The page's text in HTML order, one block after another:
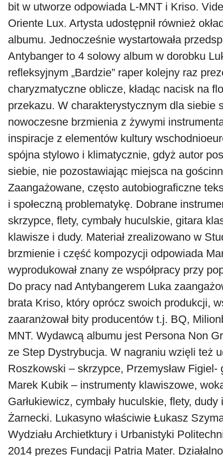
bit w utworze odpowiada L-MNT i Kriso.
Oriente Lux. Artysta udostępnił również
albumu. Jednocześnie wystartowała
Antybanger to 4 solowy album w dorobku
refleksyjnym „Bardzie” raper kolejny raz
charyzmatyczne oblicze, kładąc nacisk na
przekazu. W charakterystycznym dla siebie
nowoczesne brzmienia z żywymi
inspiracje z elementów kultury
spójna stylowo i klimatycznie, gdyż autor
siebie, nie pozostawiając miejsca na
Zaangażowane, często autobiograficzne
i społeczną problematykę. Dobrane
skrzypce, flety, cymbały huculskie, gitara
klawisze i dudy. Materiał zrealizowano w
brzmienie i część kompozycji odpowiada
wyprodukował znany ze współpracy przy
Do pracy nad Antybangerem Luka
brata Kriso, który oprócz swoich produkcji,
zaaranżował bity producentów t.j. BQ,
MNT. Wydawcą albumu jest Persona Non
ze Step Dystrybucja. W nagraniu wzięli też
Roszkowski – skrzypce, Przemysław Figiel-
Marek Kubik – instrumenty klawiszowe,
Garłukiewicz, cymbały huculskie, flety,
Żarnecki. Lukasyno właściwie Łukasz
Wydziału Archietktury i Urbanistyki
2014 prezes Fundacji Patria Mater.